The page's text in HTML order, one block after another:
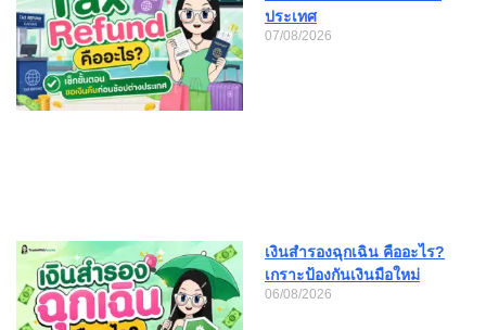
ประเทศ
07/08/2026
เงินสำรองฉุกเฉิน คืออะไร?
เกราะป้องกันเงินมือใหม่
06/08/2026